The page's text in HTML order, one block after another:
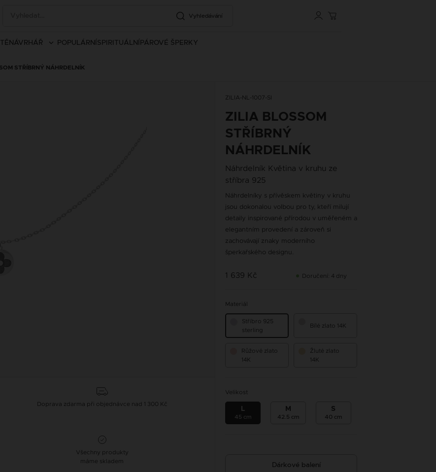
Vyhledávání
NÁVRHÁŘ POPULÁRNÍ SPIRITUÁLNÍ PÁROVÉ ŠPERKY
STŘÍBRNÝ NÁHRDELNÍK
Doprava zdarma při objednávce nad 1 300 Kč
Všechny produkty
máme skladem
ZILIA-NL-1007-SI
ZILIA BLOSSOM
STŘÍBRNÝ
NÁHRDELNÍK
Náhrdelník Květina v kruhu ze
stříbra 925
Náhrdelníky s přívěskem květiny v kruhu
jsou dokonalou volbou pro ty, kteří milují
detaily inspirované přírodou v uměřeném a
elegantním provedení a zároveň si
zachovávají znaky moderního
šperkařského designu.
1 639 Kč Doručení: 4 dny
Materiál
Stříbro 925
sterling
Bílé zlato 14K
Růžové zlato
14K
Žluté zlato
14K
Velikost
L
45 cm
M
42.5 cm
S
40 cm
Dárkové balení